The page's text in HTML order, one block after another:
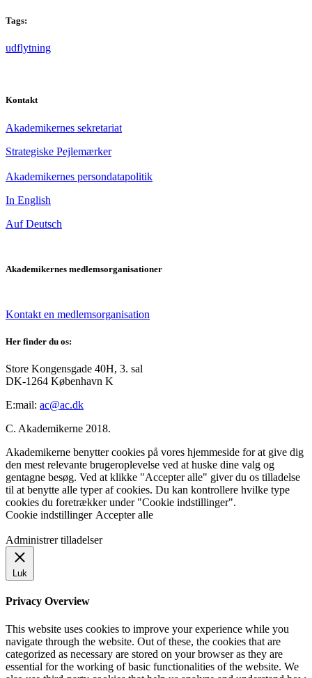
Tags:
udflytning
Kontakt
Akademikernes sekretariat
Strategiske Pejlemærker
Akademikernes persondatapolitik
In English
Auf Deutsch
Akademikernes medlemsorganisationer
Kontakt en medlemsorganisation
Her finder du os:
Store Kongensgade 40H, 3. sal
DK-1264 København K
E:mail: ac@ac.dk
C. Akademikerne 2018.
Akademikerne benytter cookies på vores hjemmeside for at give dig
den mest relevante brugeroplevelse ved at huske dine valg og
gentagne besøg. Ved at klikke "Accepter alle" giver du os tilladelse
til at benytte alle typer af cookies. Du kan kontrollere hvilke type
cookies du foretrækker under "Cookie indstillinger".
Cookie indstillinger Accepter alle
Administrer tilladelser
Luk
Privacy Overview
This website uses cookies to improve your experience while you
navigate through the website. Out of these, the cookies that are
categorized as necessary are stored on your browser as they are
essential for the working of basic functionalities of the website. We